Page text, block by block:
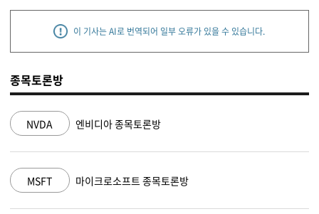
이 기사는 AI로 번역되어 일부 오류가 있을 수 있습니다.
종목토론방
NVDA 엔비디아 종목토론방
MSFT 마이크로소프트 종목토론방